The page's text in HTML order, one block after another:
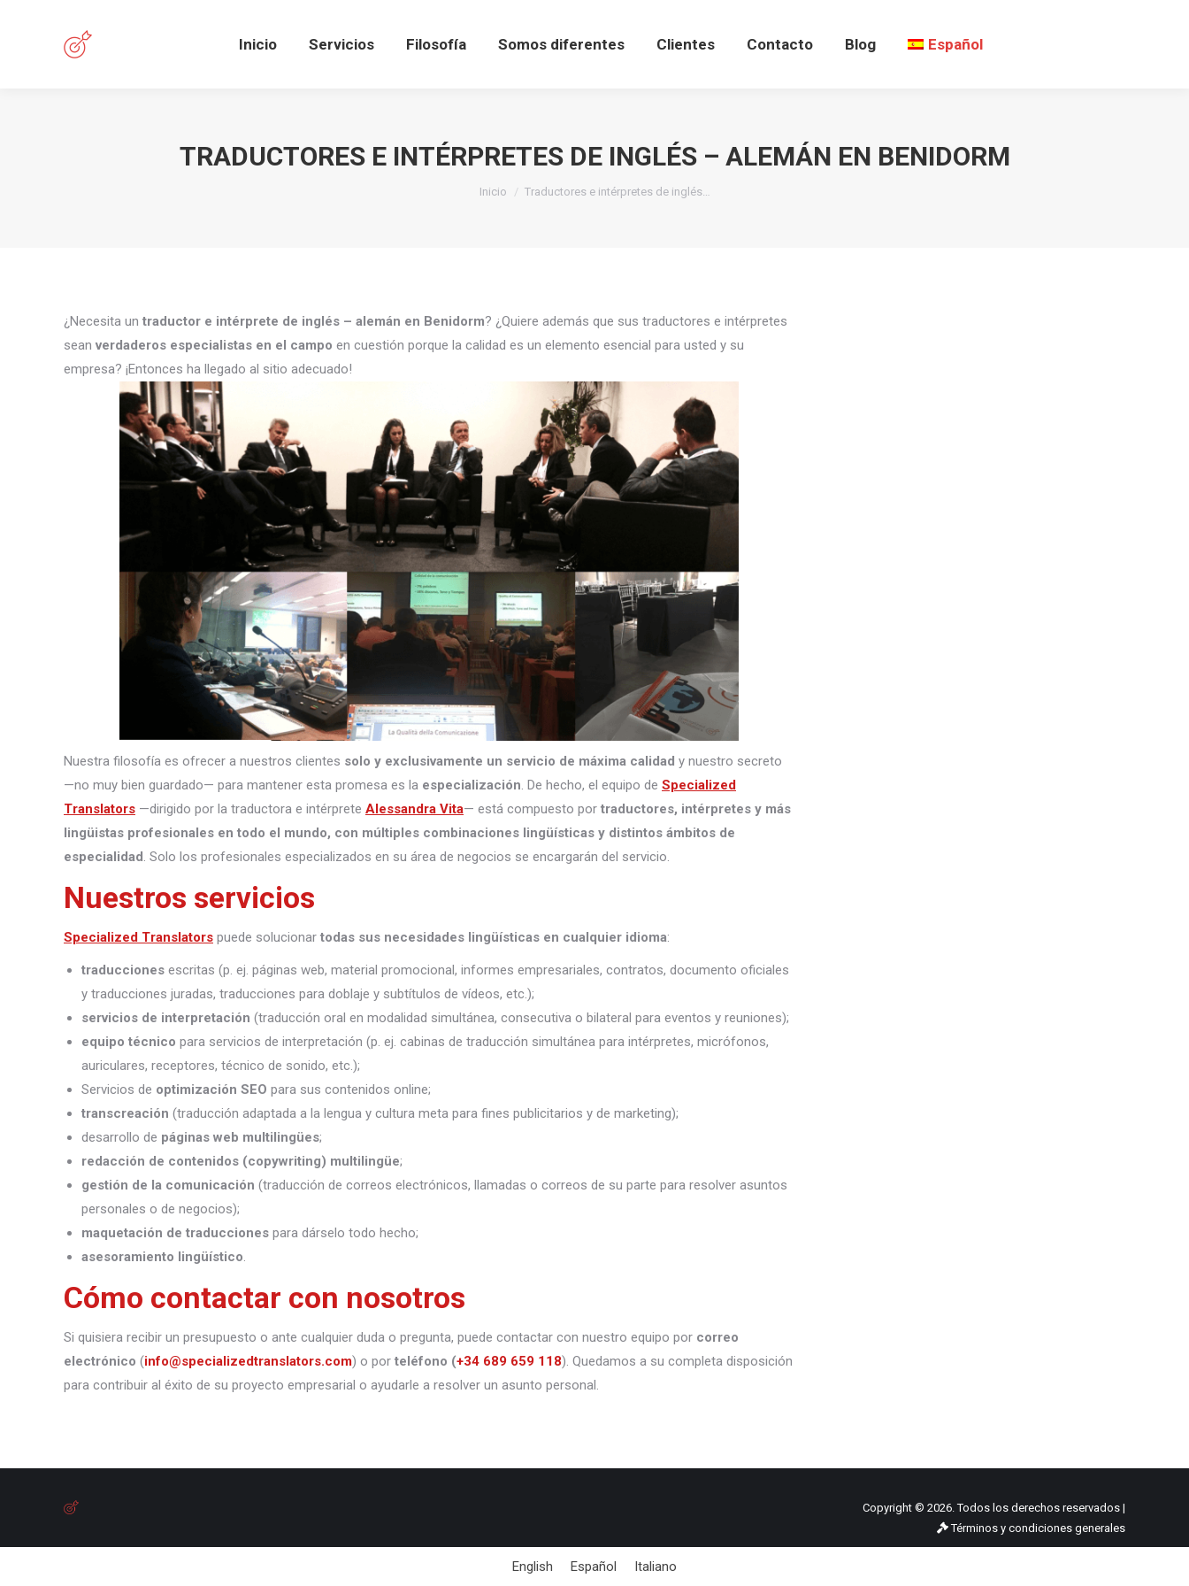
Inicio Servicios Filosofía Somos diferentes Clientes Contacto Blog Español
TRADUCTORES E INTÉRPRETES DE INGLÉS – ALEMÁN EN BENIDORM
Estás aquí:
Inicio Traductores e intérpretes de inglés…
¿Necesita un traductor e intérprete de inglés – alemán en Benidorm? ¿Quiere además que sus traductores e intérpretes
sean verdaderos especialistas en el campo en cuestión porque la calidad es un elemento esencial para usted y su
empresa? ¡Entonces ha llegado al sitio adecuado!
Nuestra filosofía es ofrecer a nuestros clientes solo y exclusivamente un servicio de máxima calidad y nuestro secreto
—no muy bien guardado— para mantener esta promesa es la especialización . De hecho, el equipo de Specialized
Translators —dirigido por la traductora e intérprete Alessandra Vita— está compuesto por traductores, intérpretes y más
lingüistas profesionales en todo el mundo, con múltiples combinaciones lingüísticas y distintos ámbitos de
especialidad . Solo los profesionales especializados en su área de negocios se encargarán del servicio.
Nuestros servicios
Specialized Translators puede solucionar todas sus necesidades lingüísticas en cualquier idioma:
traducciones escritas (p. ej. páginas web, material promocional, informes empresariales, contratos, documento oficiales
y traducciones juradas, traducciones para doblaje y subtítulos de vídeos, etc.);
servicios de interpretación (traducción oral en modalidad simultánea, consecutiva o bilateral para eventos y reuniones);
equipo técnico para servicios de interpretación (p. ej. cabinas de traducción simultánea para intérpretes, micrófonos,
auriculares, receptores, técnico de sonido, etc.);
Servicios de optimización SEO para sus contenidos online;
transcreación (traducción adaptada a la lengua y cultura meta para fines publicitarios y de marketing);
desarrollo de páginas web multilingües;
redacción de contenidos (copywriting) multilingüe;
gestión de la comunicación (traducción de correos electrónicos, llamadas o correos de su parte para resolver asuntos
personales o de negocios);
maquetación de traducciones para dárselo todo hecho;
asesoramiento lingüístico
Cómo contactar con nosotros
Si quisiera recibir un presupuesto o ante cualquier duda o pregunta, puede contactar con nuestro equipo por correo
electrónico (info@specializedtranslators.com) o por teléfono (+34 689 659 118). Quedamos a su completa disposición
para contribuir al éxito de su proyecto empresarial o ayudarle a resolver un asunto personal.
Copyright © 2026. Todos los derechos reservados |
Términos y condiciones generales
English Español Italiano